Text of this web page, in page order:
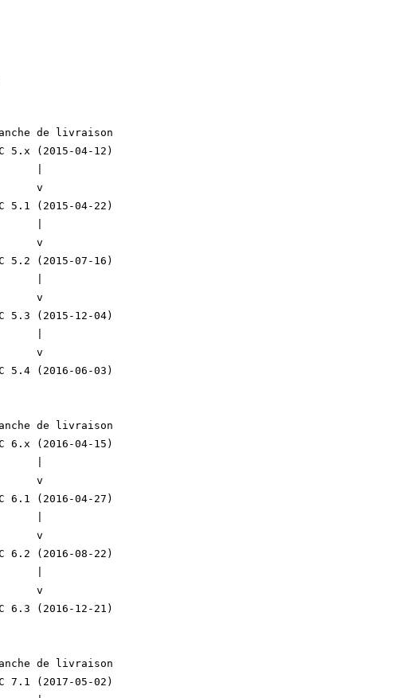
de livraison
(2015-04-12)
v
(2015-04-22)
v
5.2 (2015-07-16)
|
v
(2015-12-04)
v
(2016-06-03)
de livraison
(2016-04-15)
v
(2016-04-27)
v
6.2 (2016-08-22)
|
v
(2016-12-21)
de livraison
(2017-05-02)